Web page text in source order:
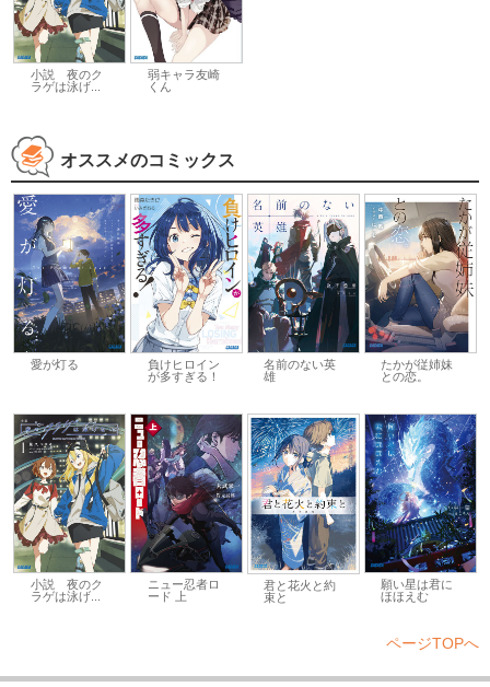
小説 夜のク
ラゲは泳げ...
弱キャラ友崎
くん
オススメのコミックス
愛が灯る
負けヒロイン
が多すぎる！
名前のない英
雄
たかが従姉妹
との恋。
小説 夜のク
ラゲは泳げ...
ニュー忍者ロ
ード 上
君と花火と約
束と
願い星は君に
ほほえむ
ページTOPへ